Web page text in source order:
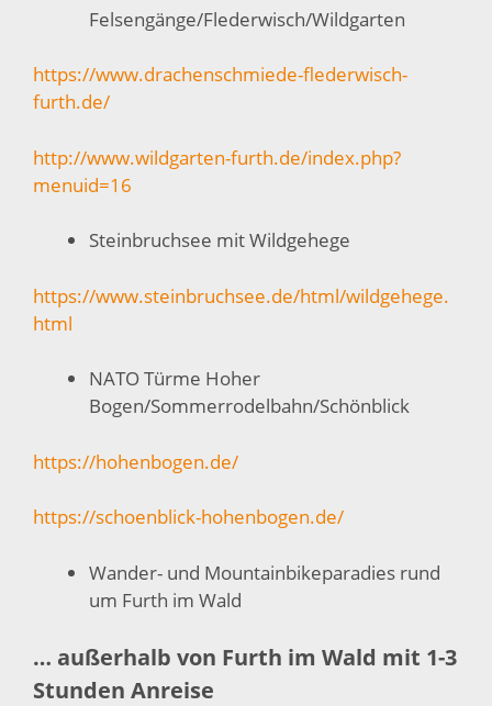
Felsengänge/Flederwisch/Wildgarten
https://www.drachenschmiede-flederwisch-
furth.de/
http://www.wildgarten-furth.de/index.php?
menuid=16
Steinbruchsee mit Wildgehege
https://www.steinbruchsee.de/html/wildgehege.
html
NATO Türme Hoher
Bogen/Sommerrodelbahn/Schönblick
https://hohenbogen.de/
https://schoenblick-hohenbogen.de/
Wander- und Mountainbikeparadies rund
um Furth im Wald
… außerhalb von Furth im Wald mit 1-3
Stunden Anreise